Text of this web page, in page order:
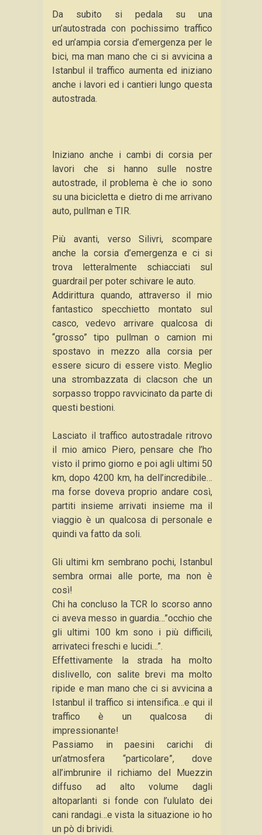
Da subito si pedala su una
un’autostrada con pochissimo traffico
ed un’ampia corsia d’emergenza per le
bici, ma man mano che ci si avvicina a
Istanbul il traffico aumenta ed iniziano
anche i lavori ed i cantieri lungo questa
autostrada.
Iniziano anche i cambi di corsia per
lavori che si hanno sulle nostre
autostrade, il problema è che io sono
su una bicicletta e dietro di me arrivano
auto, pullman e TIR.
Più avanti, verso Silivri, scompare
anche la corsia d’emergenza e ci si
trova letteralmente schiacciati sul
guardrail per poter schivare le auto.
Addirittura quando, attraverso il mio
fantastico specchietto montato sul
casco, vedevo arrivare qualcosa di
“grosso” tipo pullman o camion mi
spostavo in mezzo alla corsia per
essere sicuro di essere visto. Meglio
una strombazzata di clacson che un
sorpasso troppo ravvicinato da parte di
questi bestioni.
Lasciato il traffico autostradale ritrovo
il mio amico Piero, pensare che l’ho
visto il primo giorno e poi agli ultimi 50
km, dopo 4200 km, ha dell’incredibile…
ma forse doveva proprio andare così,
partiti insieme arrivati insieme ma il
viaggio è un qualcosa di personale e
quindi va fatto da soli.
Gli ultimi km sembrano pochi, Istanbul
sembra ormai alle porte, ma non è
così!
Chi ha concluso la TCR lo scorso anno
ci aveva messo in guardia…”occhio che
gli ultimi 100 km sono i più difficili,
arrivateci freschi e lucidi…”.
Effettivamente la strada ha molto
dislivello, con salite brevi ma molto
ripide e man mano che ci si avvicina a
Istanbul il traffico si intensifica…e qui il
traffico è un qualcosa di
impressionante!
Passiamo in paesini carichi di
un’atmosfera “particolare”, dove
all’imbrunire il richiamo del Muezzin
diffuso ad alto volume dagli
altoparlanti si fonde con l’ululato dei
cani randagi…e vista la situazione io ho
un pò di brividi.